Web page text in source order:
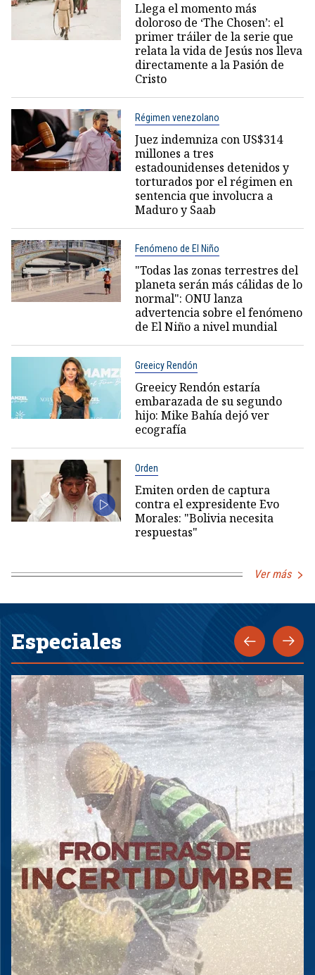
Llega el momento más
doloroso de ‘The Chosen’: el
primer tráiler de la serie que
relata la vida de Jesús nos lleva
directamente a la Pasión de
Cristo
Régimen venezolano
Juez indemniza con US$314
millones a tres
estadounidenses detenidos y
torturados por el régimen en
sentencia que involucra a
Maduro y Saab
Fenómeno de El Niño
"Todas las zonas terrestres del
planeta serán más cálidas de lo
normal": ONU lanza
advertencia sobre el fenómeno
de El Niño a nivel mundial
Greeicy Rendón
Greeicy Rendón estaría
embarazada de su segundo
hijo: Mike Bahía dejó ver
ecografía
Orden
Emiten orden de captura
contra el expresidente Evo
Morales: "Bolivia necesita
respuestas"
Ver más
Especiales